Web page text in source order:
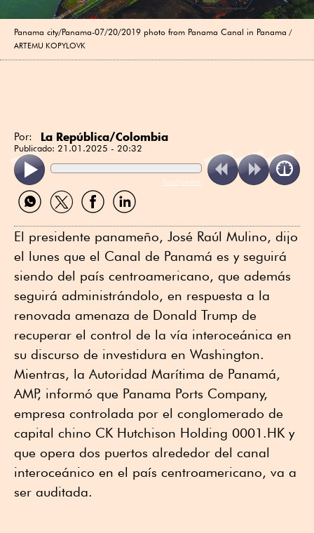
Panama city/Panama-07/20/2019 photo from Panama Canal in Panama
ARTEMU KOPYLOVK
Por: La República/Colombia
Publicado: 21.01.2025 - 20:32
ReadSpeaker
Compartir
por
Compartir
por
Compartir
por
Compartir
por
El presidente panameño, José Raúl Mulino, dijo
el lunes que el Canal de Panamá es y seguirá
siendo del país centroamericano, que además
seguirá administrándolo, en respuesta a la
renovada amenaza de Donald Trump de
recuperar el control de la vía interoceánica en
su discurso de investidura en Washington.
Mientras, la Autoridad Marítima de Panamá,
AMP, informó que Panama Ports Company,
empresa controlada por el conglomerado de
capital chino CK Hutchison Holding 0001.HK y
que opera dos puertos alrededor del canal
interoceánico en el país centroamericano, va a
ser auditada.